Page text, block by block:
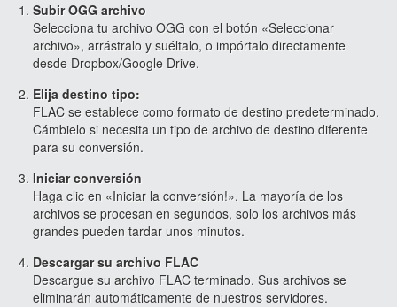
Subir OGG archivo
Selecciona tu archivo OGG con el botón «Seleccionar
archivo», arrástralo y suéltalo, o impórtalo directamente
desde Dropbox/Google Drive.
Elija destino tipo:
FLAC se establece como formato de destino predeterminado.
Cámbielo si necesita un tipo de archivo de destino diferente
para su conversión.
Iniciar conversión
Haga clic en «Iniciar la conversión!». La mayoría de los
archivos se procesan en segundos, solo los archivos más
grandes pueden tardar unos minutos.
Descargar su archivo FLAC
Descargue su archivo FLAC terminado. Sus archivos se
eliminarán automáticamente de nuestros servidores.